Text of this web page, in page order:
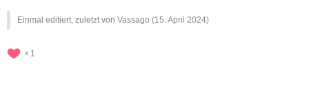
Einmal editiert, zuletzt von Vassago (15. April 2024)
1